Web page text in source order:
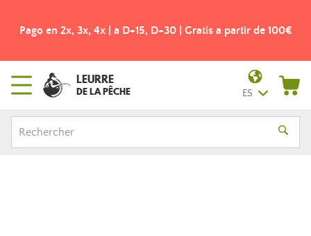
Pago en 2x, 3x, 4x | a D+15, D+30 | Gratis a partir de 100€
LEURRE
DE LA PÊCHE ES